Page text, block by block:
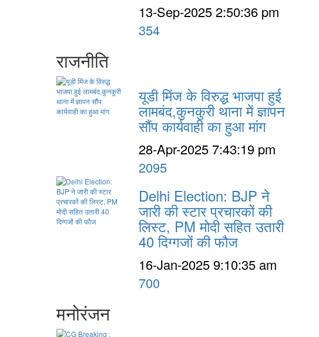
13-Sep-2025 2:50:36 pm
354
राजनीति
यूडी मिंज के विरुद्ध भाजपा हुई
लामबंद,कुनकुरी थाना में ज्ञापन
सौंप कार्यवाही का हुआ मांग
28-Apr-2025 7:43:19 pm
2095
Delhi Election: BJP ने
जारी की स्टार प्रचारकों की
लिस्ट, PM मोदी सहित उतारी
40 दिग्गजों की फौज
16-Jan-2025 9:10:35 am
700
मनोरंजन